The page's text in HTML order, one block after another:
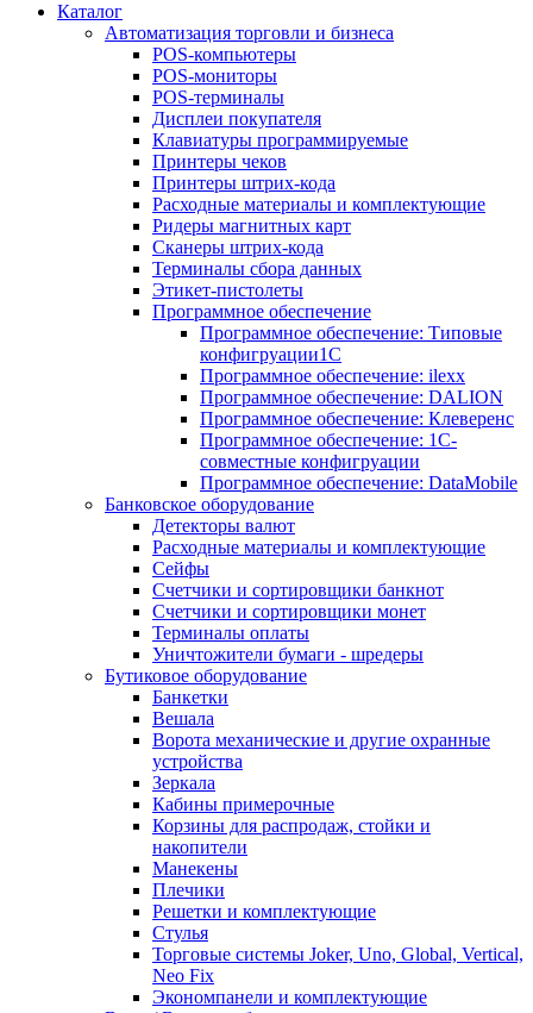
Каталог
Автоматизация торговли и бизнеса
POS-компьютеры
POS-мониторы
POS-терминалы
Дисплеи покупателя
Клавиатуры программируемые
Принтеры чеков
Принтеры штрих-кода
Расходные материалы и комплектующие
Ридеры магнитных карт
Сканеры штрих-кода
Терминалы сбора данных
Этикет-пистолеты
Программное обеспечение
Программное обеспечение: Типовые
конфигруации1С
Программное обеспечение: ilexx
Программное обеспечение: DALION
Программное обеспечение: Клеверенс
Программное обеспечение: 1С-
совместные конфигруации
Программное обеспечение: DataMobile
Банковское оборудование
Детекторы валют
Расходные материалы и комплектующие
Сейфы
Счетчики и сортировщики банкнот
Счетчики и сортировщики монет
Терминалы оплаты
Уничтожители бумаги - шредеры
Бутиковое оборудование
Банкетки
Вешала
Ворота механические и другие охранные
устройства
Зеркала
Кабины примерочные
Корзины для распродаж, стойки и
накопители
Манекены
Плечики
Решетки и комплектующие
Стулья
Торговые системы Joker, Uno, Global, Vertical,
Neo Fix
Экономпанели и комплектующие